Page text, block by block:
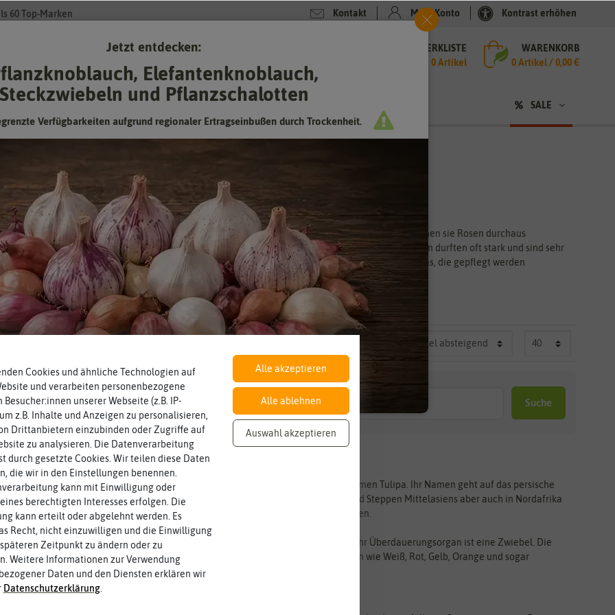
60 Top-Marken Kontakt Mein Konto Kontrast erhöhen
MERKLISTE
0 Artikel
WARENKORB
0Artikel /0,00 €
SALE
- Tulpenzwiebeln - Gefüllte Tulpen
– ein Hauch von Renaissance im Garten
eins der wunderbaren Highlights, denen Sie im Garten begegnen können. Mit ihrer Schönheit können sie Rosen durchaus
Die Edeltulpen zeichnen sich durch dicht gefüllte Blüten aus. Ihr Wuchs ist eher niedrig. Die Blüten durften oft stark und sind sehr
oder im Vorgarten sind sie ein einzigartiger Blickfang im Frühling. Gefüllte Tulpen sind Divas, die gepflegt werden
Suche
– Liliengewächse im Garten
auch gefüllte Tulpen zu den Liliengewächsen mit dem wissenschaftlichen Namen Tulipa. Ihr Namen geht auf das persische
zurück. Ihr ursprüngliches Verbreitungsgebiet befindet sich in den Bergregionen und Steppen Mittelasiens aber auch in Nordafrika
besonders viele Arten zu finden. Es soll über 150 Arten und etwa 5.000 Sorten geben.
krautige Pflanzen, die eine Wuchshöhe von 10 bis 70 Zentimeter erreichen. Ihr Überdauerungsorgan ist eine Zwiebel. Die
Die Blüten stehen meist einzeln. Gefüllte Tulpen gibt es in vielen Farben wie Weiß, Rot, Gelb, Orange und sogar
für gefüllte Tulpen
Cookies und ähnliche Technologien auf
und verarbeiten personenbezogene
Besucher:innen unserer Webseite (z.B. IP-
z.B. Inhalte und Anzeigen zu personalisieren,
Drittanbietern einzubinden oder Zugriffe auf
zu analysieren. Die Datenverarbeitung
durch gesetzte Cookies. Wir teilen diese Daten
die wir in den Einstellungen benennen.
kann mit Einwilligung oder
berechtigten Interesses erfolgen. Die
kann erteilt oder abgelehnt werden. Es
Recht, nicht einzuwilligen und die Einwilligung
Zeitpunkt zu ändern oder zu
Weitere Informationen zur Verwendung
Daten und den Diensten erklären wir
Daten­schutz­erklärung
Alle akzeptieren
Alle ablehnen
Auswahl akzeptieren
Jetzt entdecken:
Elefantenknoblauch,
Steckzwiebeln und Pflanzschalotten
Verfügbarkeiten aufgrund regionaler Ertragseinbußen durch Trockenheit.
Knoblauch & Zwiebeln